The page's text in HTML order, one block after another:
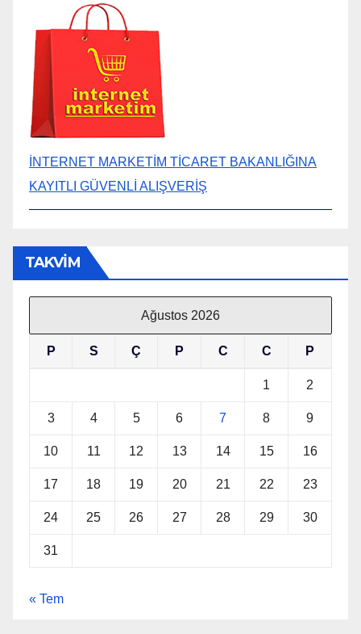
İNTERNET MARKETİM TİCARET BAKANLIĞINA
KAYITLI GÜVENLİ ALIŞVERİŞ
TAKVİM
Ağustos 2026
P S Ç P C C P
1 2
3 4 5 6 7 8 9
10 11 12 13 14 15 16
17 18 19 20 21 22 23
24 25 26 27 28 29 30
31
« Tem